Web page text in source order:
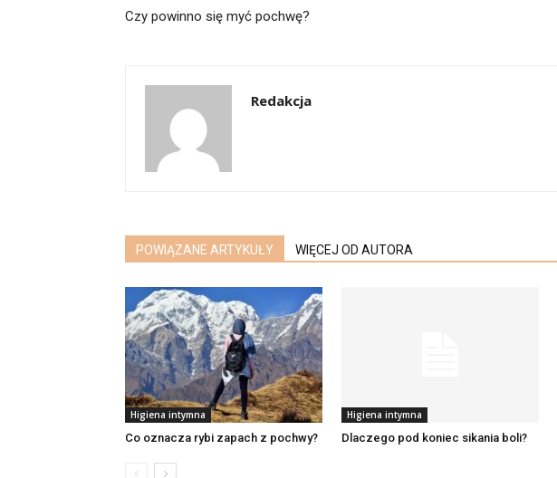
Czy powinno się myć pochwę?
Redakcja
POWIĄZANE ARTYKUŁY WIĘCEJ OD AUTORA
Higiena intymna
Co oznacza rybi zapach z pochwy?
Higiena intymna
Dlaczego pod koniec sikania boli?